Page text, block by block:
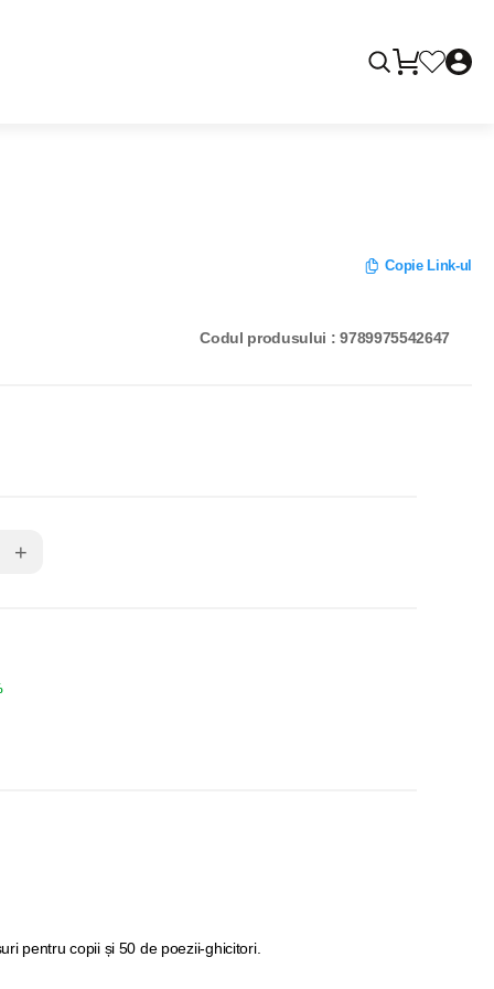
Copie Link-ul
Codul produsului : 9789975542647
+
pentru copii și 50 de poezii-ghicitori.